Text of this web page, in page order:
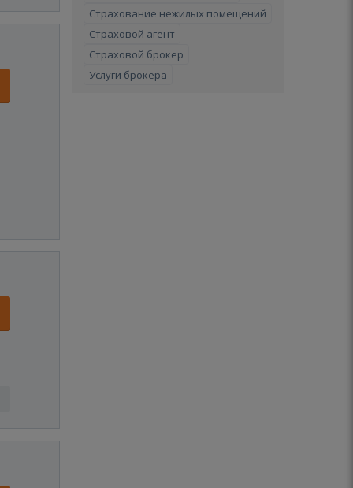
Страхование нежилых помещений
Страховой агент
Страховой брокер
Услуги брокера